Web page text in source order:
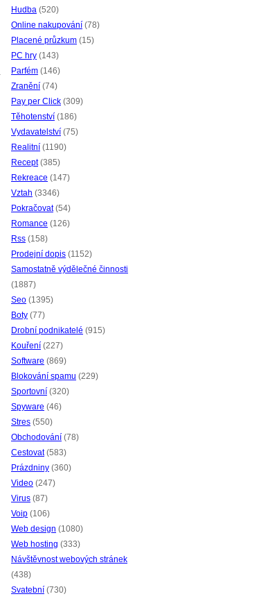
Hudba (520)
Online nakupování (78)
Placené průzkum (15)
PC hry (143)
Parfém (146)
Zranění (74)
Pay per Click (309)
Těhotenství (186)
Vydavatelství (75)
Realitní (1190)
Recept(385)
Rekreace (147)
Vztah (3346)
Pokračovat(54)
Romance (126)
Rss (158)
Prodejní dopis (1152)
Samostatně výdělečné činnosti
(1887)
Seo (1395)
Boty (77)
Drobní podnikatelé (915)
Kouření (227)
Software (869)
Blokování spamu (229)
Sportovní (320)
Spyware (46)
Stres (550)
Obchodování (78)
Cestovat(583)
Prázdniny (360)
Video (247)
Virus (87)
Voip (106)
Web design (1080)
Web hosting (333)
Návštěvnost webových stránek
(438)
Svatební (730)